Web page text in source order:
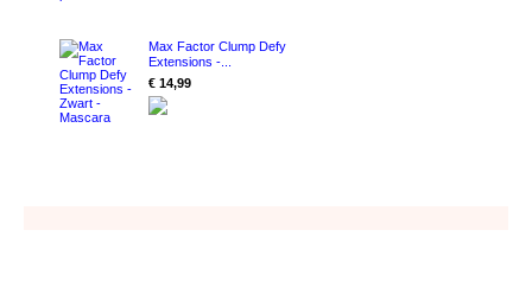
Max Factor Clump Defy
Extensions -...
€ 14,99